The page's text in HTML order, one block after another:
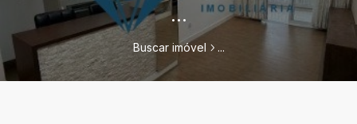
...
Buscar imóvel ...